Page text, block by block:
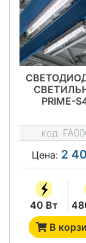
PRIME-
код:
Цена: 2
40 Вт
В